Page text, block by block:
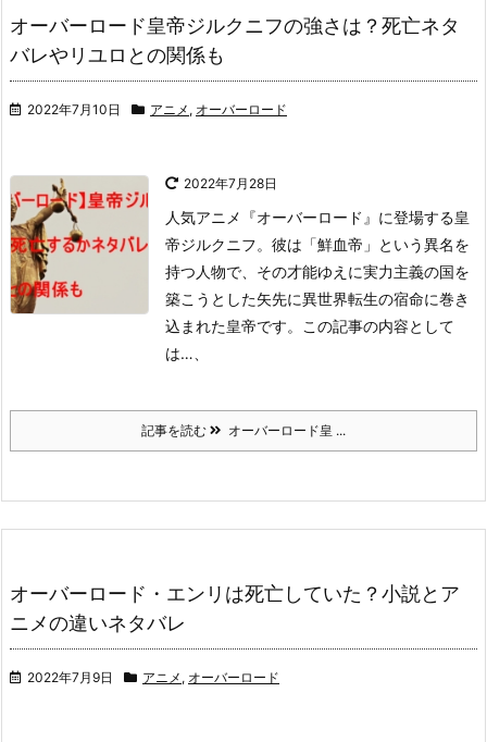
オーバーロード皇帝ジルクニフの強さは？死亡ネタ
バレやリユロとの関係も
2022年7月10日 アニメ , オーバーロード
2022年7月28日
人気アニメ『オーバーロード』に登場する皇
帝ジルクニフ。 彼は「鮮血帝」という異名を
持つ人物で、その才能ゆえに実力主義の国を
築こうとした矢先に異世界転生の宿命に巻き
込まれた皇帝です。
この記事の内容として
は…、
記事を読む オーバーロード皇 ...
オーバーロード・エンリは死亡していた？小説とア
ニメの違いネタバレ
2022年7月9日 アニメ , オーバーロード